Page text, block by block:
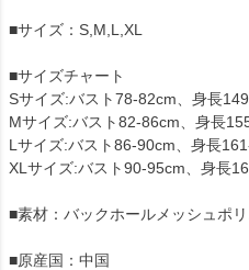
■サイズ：S,M,L,XL
■サイズチャート
Sサイズ:バスト78-82cm、身長
Mサイズ:バスト82-86cm、身長
Lサイズ:バスト86-90cm、身長
XLサイズ:バスト90-95cm、身長
■素材：バックホールメッシュポ
■原産国：中国